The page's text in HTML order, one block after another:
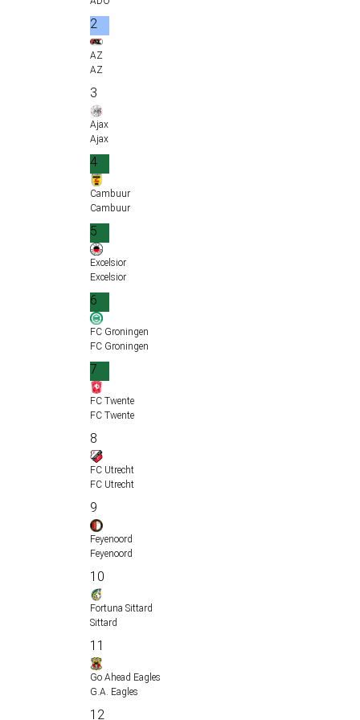
2
AZ
AZ
3
Ajax
Ajax
4
Cambuur
Cambuur
5
Excelsior
Excelsior
6
FC Groningen
FC Groningen
7
FC Twente
FC Twente
8
FC Utrecht
FC Utrecht
9
Feyenoord
Feyenoord
10
Fortuna Sittard
Sittard
11
Go Ahead Eagles
G.A. Eagles
12